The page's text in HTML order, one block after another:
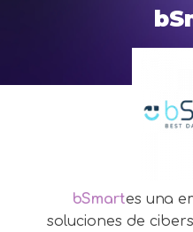
bSmartes una
soluciones de